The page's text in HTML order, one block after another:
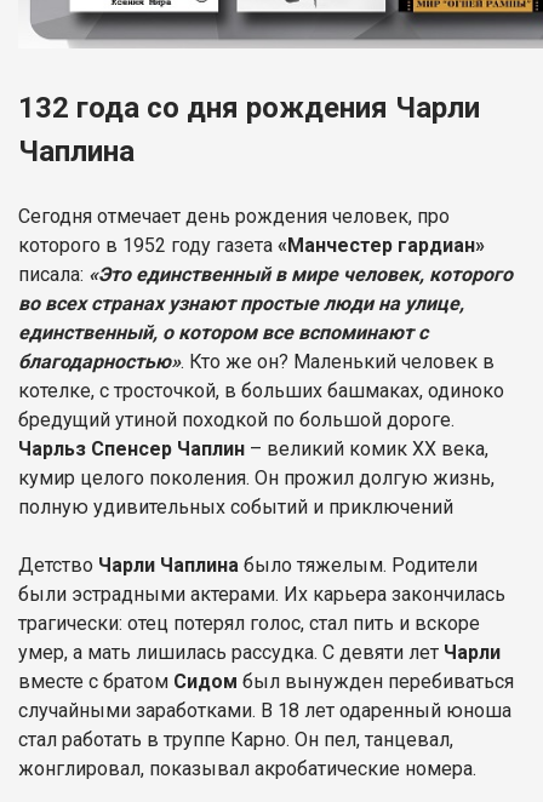
132 года со дня рождения Чарли
Чаплина
Сегодня отмечает день рождения человек, про
которого в 1952 году газета «Манчестер гардиан»
писала: «Это единственный в мире человек, которого
во всех странах узнают простые люди на улице,
единственный, о котором все вспоминают с
благодарностью». Кто же он? Маленький человек в
котелке, с тросточкой, в больших башмаках, одиноко
бредущий утиной походкой по большой дороге.
Чарльз Спенсер Чаплин – великий комик XX века,
кумир целого поколения. Он прожил долгую жизнь,
полную удивительных событий и приключений
Детство Чарли Чаплина было тяжелым. Родители
были эстрадными актерами. Их карьера закончилась
трагически: отец потерял голос, стал пить и вскоре
умер, а мать лишилась рассудка. С девяти лет Чарли
вместе с братом Сидом был вынужден перебиваться
случайными заработками. В 18 лет одаренный юноша
стал работать в труппе Карно. Он пел, танцевал,
жонглировал, показывал акробатические номера.